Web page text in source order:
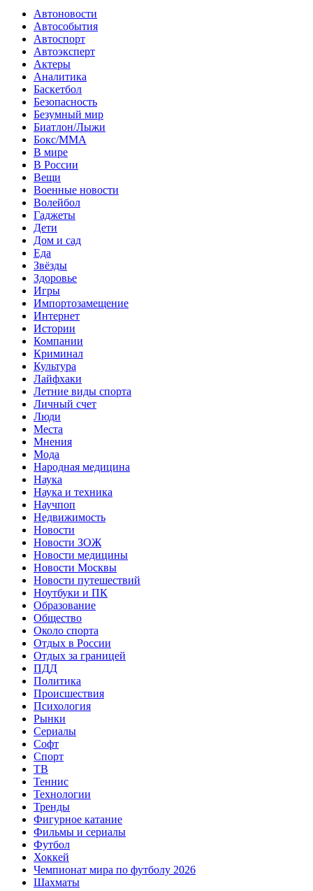
Автоновости
Автособытия
Автоспорт
Автоэксперт
Актеры
Аналитика
Баскетбол
Безопасность
Безумный мир
Биатлон/Лыжи
Бокс/MMA
В мире
В России
Вещи
Военные новости
Волейбол
Гаджеты
Дети
Дом и сад
Еда
Звёзды
Здоровье
Игры
Импортозамещение
Интернет
Истории
Компании
Криминал
Культура
Лайфхаки
Летние виды спорта
Личный счет
Люди
Места
Мнения
Мода
Народная медицина
Наука
Наука и техника
Научпоп
Недвижимость
Новости
Новости ЗОЖ
Новости медицины
Новости Москвы
Новости путешествий
Ноутбуки и ПК
Образование
Общество
Около спорта
Отдых в России
Отдых за границей
ПДД
Политика
Происшествия
Психология
Рынки
Сериалы
Софт
Спорт
ТВ
Теннис
Технологии
Тренды
Фигурное катание
Фильмы и сериалы
Футбол
Хоккей
Чемпионат мира по футболу 2026
Шахматы